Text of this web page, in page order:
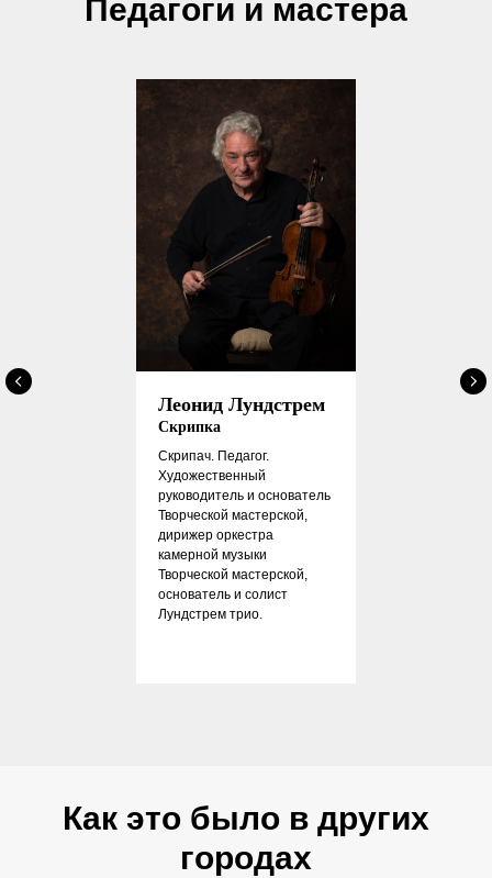
Педагоги и мастера
Леонид Лундстрем
Скрипка
Скрипач. Педагог.
Художественный
руководитель и основатель
Творческой мастерской,
дирижер оркестра
камерной музыки
Творческой мастерской,
основатель и солист
Лундстрем трио.
Как это было в других
городах